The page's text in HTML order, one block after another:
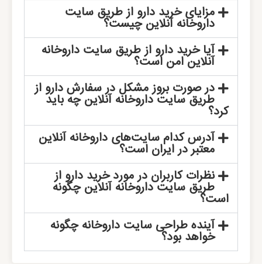
مزایای خرید دارو از طریق سایت
داروخانه آنلاین چیست؟
آیا خرید دارو از طریق سایت داروخانه
آنلاین امن است؟
در صورت بروز مشکل در سفارش دارو از
طریق سایت داروخانه آنلاین چه باید
کرد؟
آدرس کدام سایت‌های داروخانه آنلاین
معتبر در ایران است؟
نظرات کاربران در مورد خرید دارو از
طریق سایت داروخانه آنلاین چگونه
است؟
آینده طراحی سایت داروخانه چگونه
خواهد بود؟